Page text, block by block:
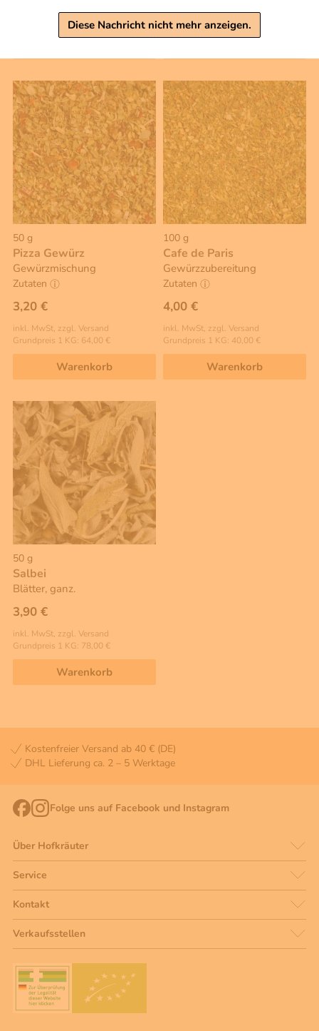
Diese Nachricht nicht mehr anzeigen.
Grundpreis 1 KG: 22,50 €
50 g
Pizza Gewürz
Gewürzmischung
Zutaten
3,20 €
inkl. MwSt, zzgl. Versand
Grundpreis 1 KG: 64,00 €
Warenkorb
100 g
Cafe de Paris
Gewürzzubereitung
Zutaten
4,00 €
inkl. MwSt, zzgl. Versand
Grundpreis 1 KG: 40,00 €
Warenkorb
50 g
Salbei
Blätter, ganz.
3,90 €
inkl. MwSt, zzgl. Versand
Grundpreis 1 KG: 78,00 €
Warenkorb
Kostenfreier Versand ab 40 € (DE)
DHL Lieferung ca. 2 – 5 Werktage
Folge uns auf Facebook und Instagram
Über Hofkräuter
Service
Kontakt
Verkaufsstellen